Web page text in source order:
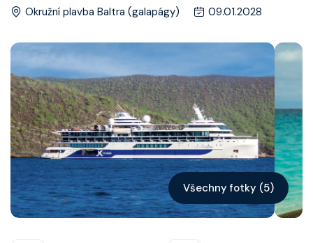
Užitečné informace
Často kladené otázky
Články
Kontakt
Vyhledat plavbu
Okružní plavba Baltra (galapágy) 09.01.2028
Všechny fotky (5)